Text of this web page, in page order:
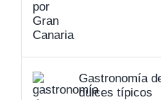
Gastronomía
dulces típicos